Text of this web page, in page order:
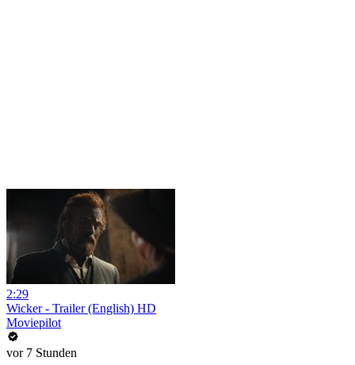
2:29
Wicker - Trailer (English) HD
Moviepilot
vor 7 Stunden